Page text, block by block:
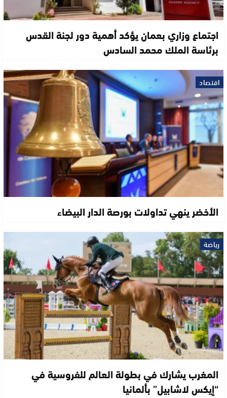
اجتماع وزاري بعمان يؤكد أهمية دور لجنة القدس
برئاسة الملك محمد السادس
اقتصاد
الأخضر ينهي تداولات بورصة الدار البيضاء
رياضة
المغرب يشارك في بطولة العالم للفروسية في
“إيكس لاشابيل” بألمانيا